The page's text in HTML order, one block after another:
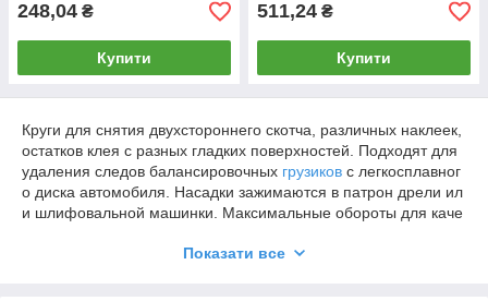
248,04 ₴
Купити
511,24 ₴
Купити
Круги для снятия двухстороннего скотча, различных наклеек,
остатков клея с разных гладких поверхностей. Подходят для
удаления следов балансировочных грузиков с легкосплавног
о диска автомобиля. Насадки зажимаются в патрон дрели ил
и шлифовальной машинки. Максимальные обороты для каче
менению и покупке вам всегда помогут специалисты интерне
Показати все